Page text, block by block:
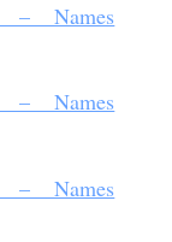
– Names
– Names
– Names